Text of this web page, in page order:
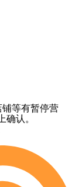
等有暂停营
确认。